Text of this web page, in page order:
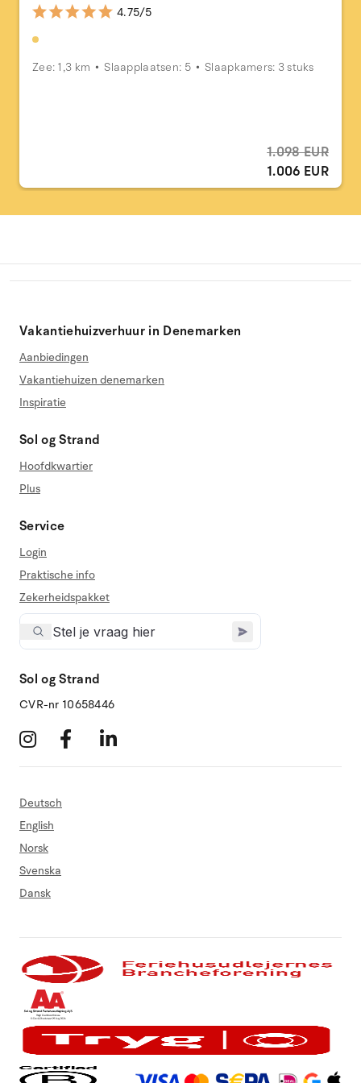
4.75/5
Zee: 1,3 km Slaapplaatsen: 5 Slaapkamers: 3 stuks
1.098 EUR
1.006 EUR
Vakantiehuizverhuur in Denemarken
Aanbiedingen
Vakantiehuizen denemarken
Inspiratie
Sol og Strand
Hoofdkwartier
Plus
Service
Login
Praktische info
Zekerheidspakket
Sol og Strand
CVR-nr 10658446
Deutsch
English
Norsk
Svenska
Dansk